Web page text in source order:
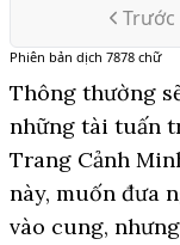
Trước
Phiên bản dịch 7878 chữ
Thông thường
những tài tuấn
Trang Cảnh
này, muốn đưa
vào cung,